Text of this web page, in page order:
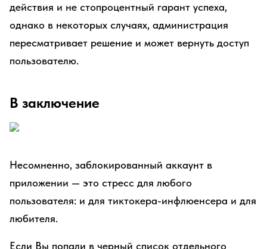
действия и не стопроцентный гарант успеха,
однако в некоторых случаях, администрация
пересматривает решение и может вернуть доступ
пользователю.
В заключение
Несомненно, заблокированный аккаунт в
приложении — это стресс для любого
пользователя: и для тиктокера-инфлюенсера и для
любителя.
Если Вы попали в черный список отдельного